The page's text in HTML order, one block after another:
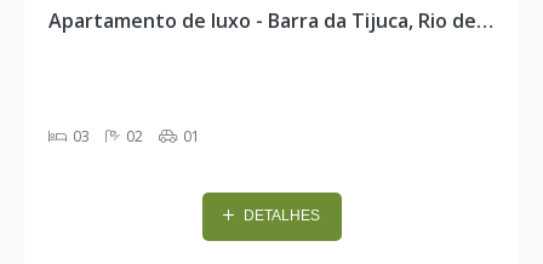
Apartamento de luxo - Barra da Tijuca, Rio de Janeiro - AP0002
03 02 01
DETALHES